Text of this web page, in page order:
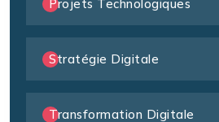
Projets Technologiques
Stratégie Digitale
Transformation Digitale